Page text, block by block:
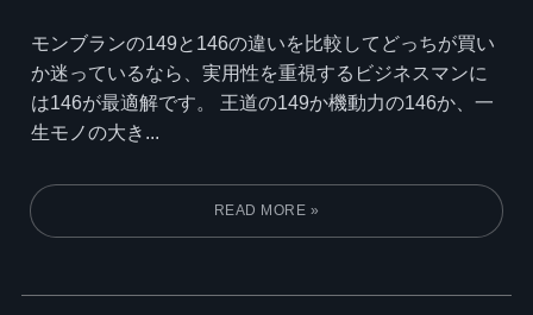
モンブランの149と146の違いを比較してどっちが買い
か迷っているなら、実用性を重視するビジネスマンに
は146が最適解です。 王道の149か機動力の146か、一
生モノの大き...